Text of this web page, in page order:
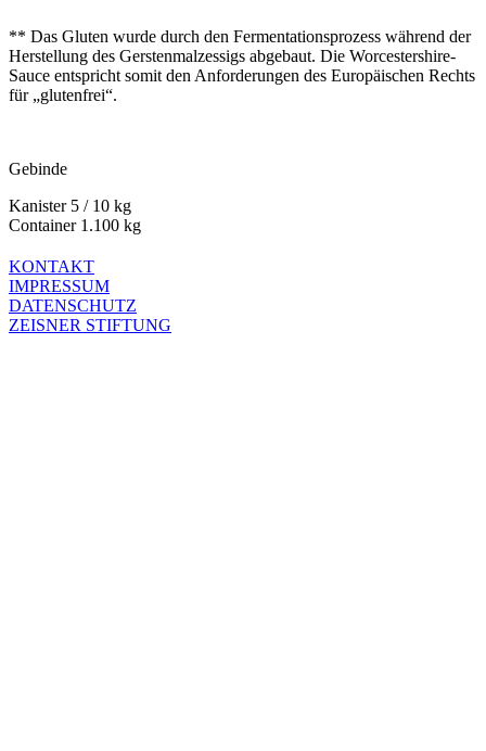
** Das Gluten wurde durch den Fermentationsprozess während der
Herstellung des Gerstenmalzessigs abgebaut. Die Worcestershire-
Sauce entspricht somit den Anforderungen des Europäischen Rechts
für „glutenfrei“.
Gebinde
Kanister 5 / 10 kg
Container 1.100 kg
KONTAKT
IMPRESSUM
DATENSCHUTZ
ZEISNER STIFTUNG